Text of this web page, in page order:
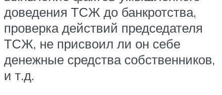
доведения ТСЖ до банкротства,
проверка действий председателя
ТСЖ, не присвоил ли он себе
денежные средства собственников,
и т.д.